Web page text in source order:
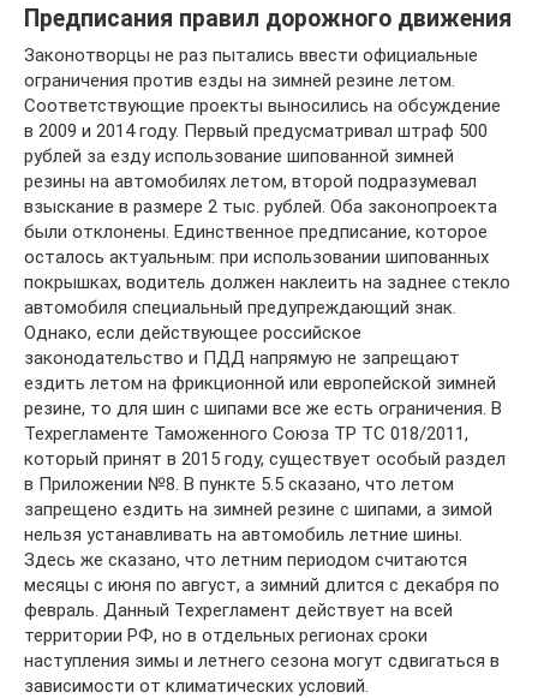
Предписания правил дорожного движения
Законотворцы не раз пытались ввести официальные
ограничения против езды на зимней резине летом.
Соответствующие проекты выносились на обсуждение
в 2009 и 2014 году. Первый предусматривал штраф 500
рублей за езду использование шипованной зимней
резины на автомобилях летом, второй подразумевал
взыскание в размере 2 тыс. рублей. Оба законопроекта
были отклонены. Единственное предписание, которое
осталось актуальным: при использовании шипованных
покрышках, водитель должен наклеить на заднее стекло
автомобиля специальный предупреждающий знак.
Однако, если действующее российское
законодательство и ПДД напрямую не запрещают
ездить летом на фрикционной или европейской зимней
резине, то для шин с шипами все же есть ограничения. В
Техрегламенте Таможенного Союза ТР ТС 018/2011,
который принят в 2015 году, существует особый раздел
в Приложении №8. В пункте 5.5 сказано, что летом
запрещено ездить на зимней резине с шипами, а зимой
нельзя устанавливать на автомобиль летние шины.
Здесь же сказано, что летним периодом считаются
месяцы с июня по август, а зимний длится с декабря по
февраль. Данный Техрегламент действует на всей
территории РФ, но в отдельных регионах сроки
наступления зимы и летнего сезона могут сдвигаться в
зависимости от климатических условий.